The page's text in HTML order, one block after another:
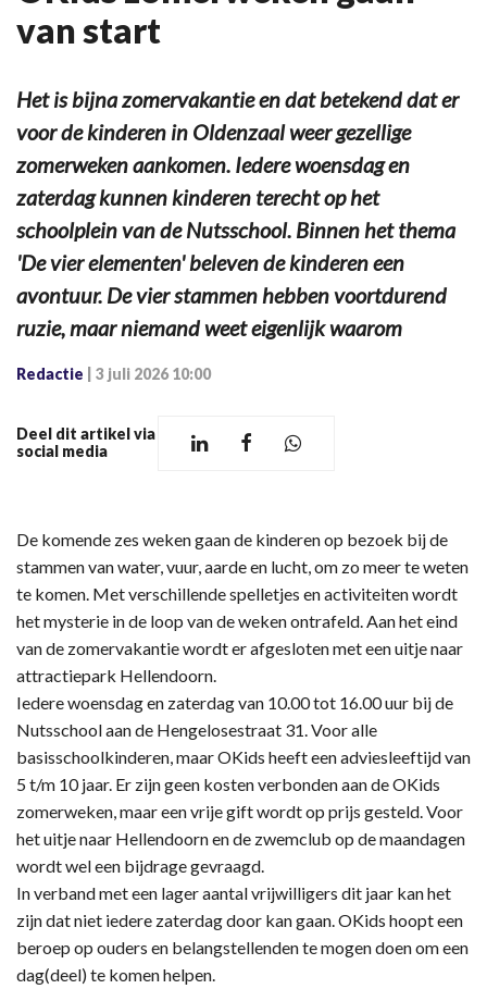
van start
Het is bijna zomervakantie en dat betekend dat er
voor de kinderen in Oldenzaal weer gezellige
zomerweken aankomen. Iedere woensdag en
zaterdag kunnen kinderen terecht op het
schoolplein van de Nutsschool. Binnen het thema
'De vier elementen' beleven de kinderen een
avontuur. De vier stammen hebben voortdurend
ruzie, maar niemand weet eigenlijk waarom
Redactie 3 juli 2026 10:00
Deel dit artikel via
social media
De komende zes weken gaan de kinderen op bezoek bij de
stammen van water, vuur, aarde en lucht, om zo meer te weten
te komen. Met verschillende spelletjes en activiteiten wordt
het mysterie in de loop van de weken ontrafeld. Aan het eind
van de zomervakantie wordt er afgesloten met een uitje naar
attractiepark Hellendoorn.
Iedere woensdag en zaterdag van 10.00 tot 16.00 uur bij de
Nutsschool aan de Hengelosestraat 31. Voor alle
basisschoolkinderen, maar OKids heeft een adviesleeftijd van
5 t/m 10 jaar. Er zijn geen kosten verbonden aan de OKids
zomerweken, maar een vrije gift wordt op prijs gesteld. Voor
het uitje naar Hellendoorn en de zwemclub op de maandagen
wordt wel een bijdrage gevraagd.
In verband met een lager aantal vrijwilligers dit jaar kan het
zijn dat niet iedere zaterdag door kan gaan. OKids hoopt een
beroep op ouders en belangstellenden te mogen doen om een
dag(deel) te komen helpen.